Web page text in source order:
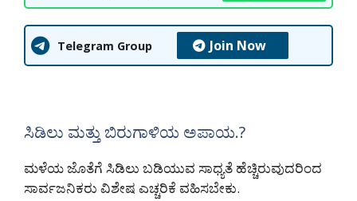
Telegram Group Join Now
ಸಿಡಿಲು ಮತ್ತು ಬಿರುಗಾಳಿಯ ಅಪಾಯ.?
ಮಳೆಯ ಜೊತೆಗೆ ಸಿಡಿಲು ಬಡಿಯುವ ಸಾಧ್ಯತೆ ಹೆಚ್ಚಿರುವುದರಿಂದ
ಸಾರ್ವಜನಿಕರು ವಿಶೇಷ ಎಚ್ಚರಿಕೆ ವಹಿಸಬೇಕು.